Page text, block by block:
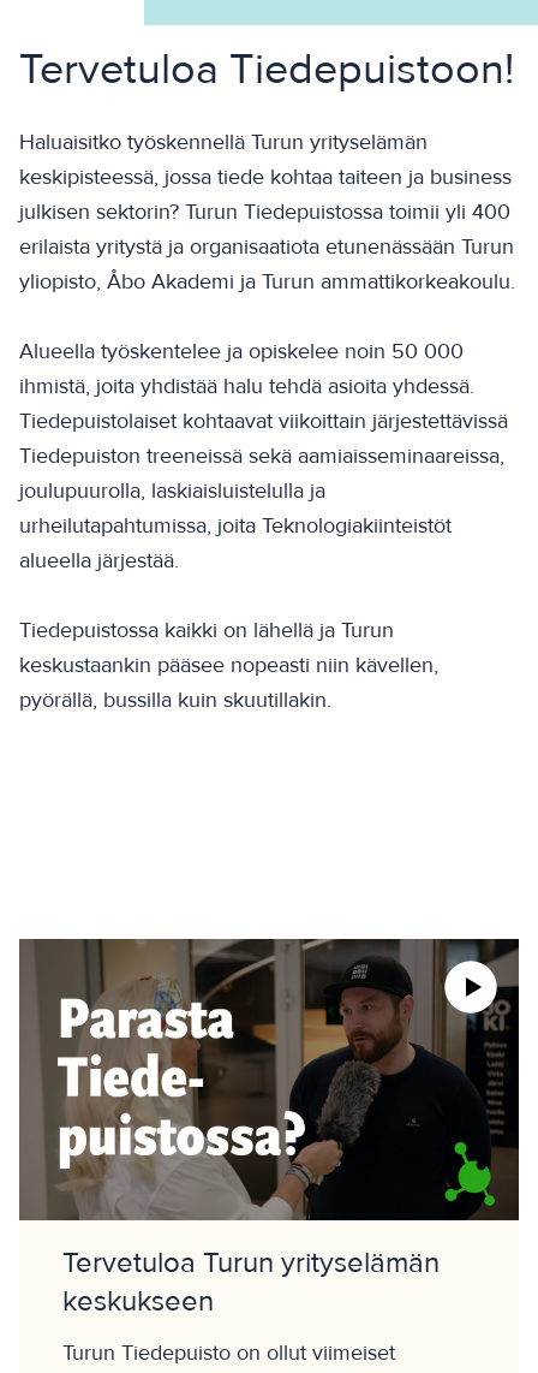
Tervetuloa Tiedepuistoon!
Haluaisitko työskennellä Turun yrityselämän
keskipisteessä, jossa tiede kohtaa taiteen ja business
julkisen sektorin? Turun Tiedepuistossa toimii yli 400
erilaista yritystä ja organisaatiota etunenässään Turun
yliopisto, Åbo Akademi ja Turun ammattikorkeakoulu.
Alueella työskentelee ja opiskelee noin 50 000
ihmistä, joita yhdistää halu tehdä asioita yhdessä.
Tiedepuistolaiset kohtaavat viikoittain järjestettävissä
Tiedepuiston treeneissä sekä aamiaisseminaareissa,
joulupuurolla, laskiaisluistelulla ja
urheilutapahtumissa, joita Teknologiakiinteistöt
alueella järjestää.
Tiedepuistossa kaikki on lähellä ja Turun
keskustaankin pääsee nopeasti niin kävellen,
pyörällä, bussilla kuin skuutillakin.
Tervetuloa Turun yrityselämän
keskukseen
Turun Tiedepuisto on ollut viimeiset